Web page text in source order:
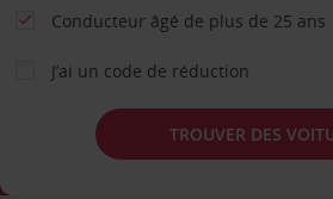
Conducteur âgé de plus de 25 ans
J’ai un code de réduction
TROUVER DES